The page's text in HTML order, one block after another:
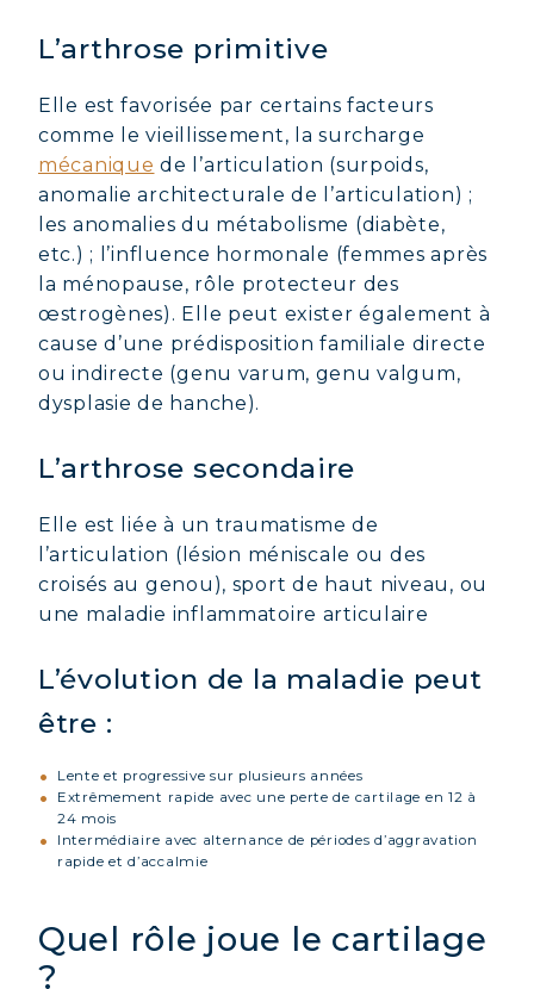
L’arthrose primitive
Elle est favorisée par certains facteurs
comme le vieillissement, la surcharge
mécanique de l’articulation (surpoids,
anomalie architecturale de l’articulation) ;
les anomalies du métabolisme (diabète,
etc.) ; l’influence hormonale (femmes après
la ménopause, rôle protecteur des
œstrogènes). Elle peut exister également à
cause d’une prédisposition familiale directe
ou indirecte (genu varum, genu valgum,
dysplasie de hanche).
L’arthrose secondaire
Elle est liée à un traumatisme de
l’articulation (lésion méniscale ou des
croisés au genou), sport de haut niveau, ou
une maladie inflammatoire articulaire
L’évolution de la maladie peut
être :
Lente et progressive sur plusieurs années
Extrêmement rapide avec une perte de cartilage en 12 à
24 mois
Intermédiaire avec alternance de périodes d’aggravation
rapide et d’accalmie
Quel rôle joue le cartilage
?